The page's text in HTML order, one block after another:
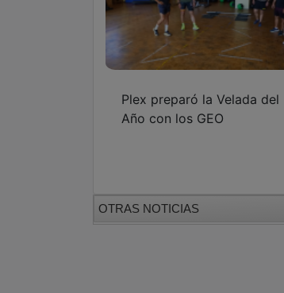
Plex preparó la Velada del
Año con los GEO
OTRAS NOTICIAS